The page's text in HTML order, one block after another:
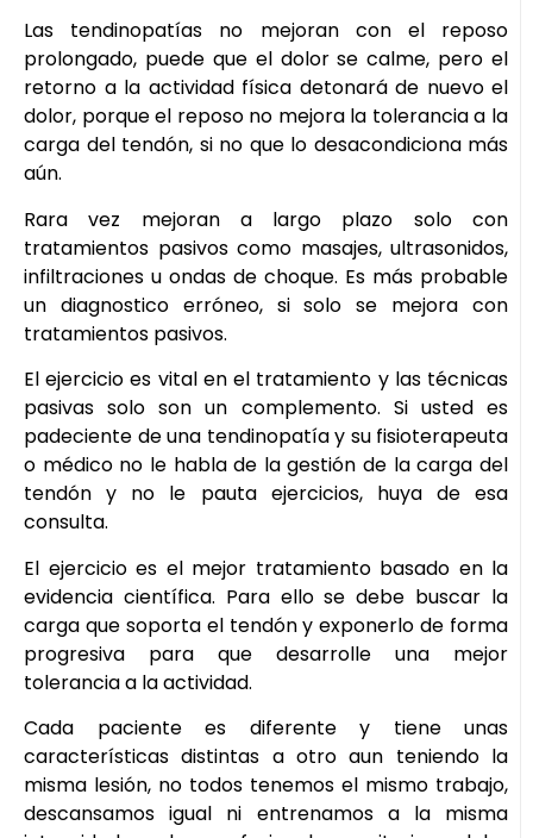
Las tendinopatías no mejoran con el reposo
prolongado, puede que el dolor se calme, pero el
retorno a la actividad física detonará de nuevo el
dolor, porque el reposo no mejora la tolerancia a la
carga del tendón, si no que lo desacondiciona más
aún.
Rara vez mejoran a largo plazo solo con
tratamientos pasivos como masajes, ultrasonidos,
infiltraciones u ondas de choque. Es más probable
un diagnostico erróneo, si solo se mejora con
tratamientos pasivos.
El ejercicio es vital en el tratamiento y las técnicas
pasivas solo son un complemento. Si usted es
padeciente de una tendinopatía y su fisioterapeuta
o médico no le habla de la gestión de la carga del
tendón y no le pauta ejercicios, huya de esa
consulta.
El ejercicio es el mejor tratamiento basado en la
evidencia científica. Para ello se debe buscar la
carga que soporta el tendón y exponerlo de forma
progresiva para que desarrolle una mejor
tolerancia a la actividad.
Cada paciente es diferente y tiene unas
características distintas a otro aun teniendo la
misma lesión, no todos tenemos el mismo trabajo,
descansamos igual ni entrenamos a la misma